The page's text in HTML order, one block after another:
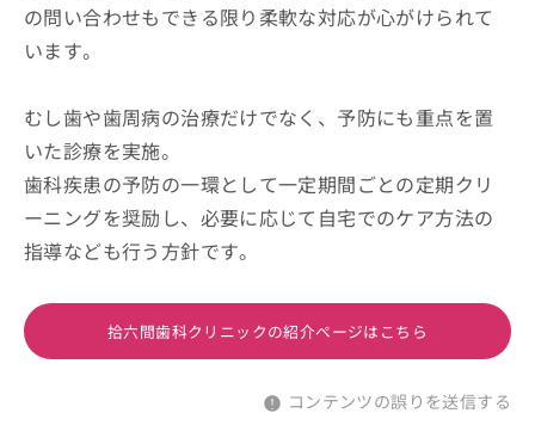
の問い合わせもできる限り柔軟な対応が心がけられて
います。
むし歯や歯周病の治療だけでなく、予防にも重点を置
いた診療を実施。
歯科疾患の予防の一環として一定期間ごとの定期クリ
ーニングを奨励し、必要に応じて自宅でのケア方法の
指導なども行う方針です。
拾六間歯科クリニックの紹介ページはこちら
コンテンツの誤りを送信する